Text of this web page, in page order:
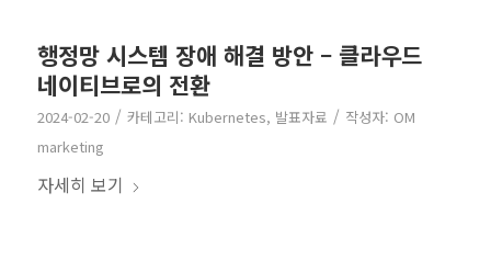
행정망 시스템 장애 해결 방안 – 클라우드
네이티브로의 전환
2024-02-20 / 카테고리: Kubernetes, 발표자료 / 작성자: OM
marketing
자세히 보기